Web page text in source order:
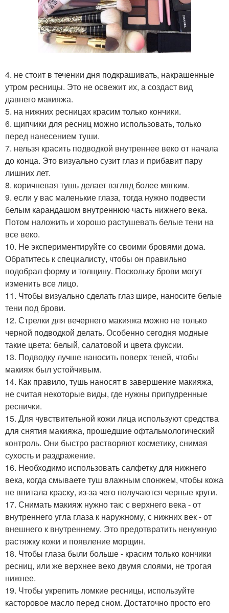
4. не стоит в течении дня подкрашивать, накрашенные
утром ресницы. Это не освежит их, а создаст вид
давнего макияжа.
5. на нижних ресницах красим только кончики.
6. щипчики для ресниц можно использовать, только
перед нанесением туши.
7. нельзя красить подводкой внутреннее веко от начала
до конца. Это визуально сузит глаз и прибавит пару
лишних лет.
8. коричневая тушь делает взгляд более мягким.
9. если у вас маленькие глаза, тогда нужно подвести
белым карандашом внутреннюю часть нижнего века.
Потом наложить и хорошо растушевать белые тени на
все веко.
10. Не экспериментируйте со своими бровями дома.
Обратитесь к специалисту, чтобы он правильно
подобрал форму и толщину. Поскольку брови могут
изменить все лицо.
11. Чтобы визуально сделать глаз шире, наносите белые
тени под брови.
12. Стрелки для вечернего макияжа можно не только
черной подводкой делать. Особенно сегодня модные
такие цвета: белый, салатовой и цвета фуксии.
13. Подводку лучше наносить поверх теней, чтобы
макияж был устойчивым.
14. Как правило, тушь наносят в завершение макияжа,
не считая некоторые виды, где нужны припудренные
реснички.
15. Для чувствительной кожи лица используют средства
для снятия макияжа, прошедшие офтальмологический
контроль. Они быстро растворяют косметику, снимая
сухость и раздражение.
16. Необходимо использовать салфетку для нижнего
века, когда смываете туш влажным спонжем, чтобы кожа
не впитала краску, из-за чего получаются черные круги.
17. Снимать макияж нужно так: с верхнего века - от
внутреннего угла глаза к наружному, с нижних век - от
внешнего к внутреннему. Это предотвратить ненужную
растяжку кожи и появление морщин.
18. Чтобы глаза были больше - красим только кончики
ресниц, или же верхнее веко двумя слоями, не трогая
нижнее.
19. Чтобы укрепить ломкие ресницы, используйте
касторовое масло перед сном. Достаточно просто его